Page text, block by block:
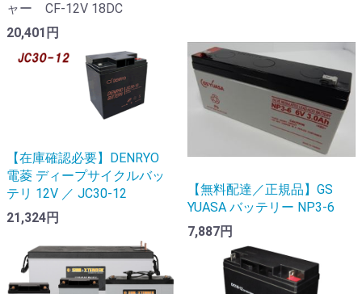
ャー CF-12V 18DC
20,401円
【在庫確認必要】DENRYO
電菱 ディープサイクルバッ
テリ 12V ／ JC30-12
21,324円
【無料配達／正規品】GS
YUASA バッテリー NP3-6
7,887円